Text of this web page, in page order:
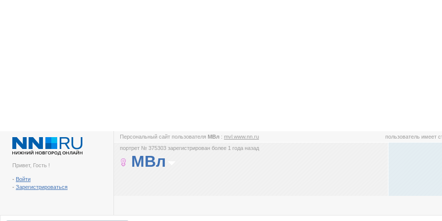
Привет, Гость !
- Войти
- Зарегистрироваться
Персональный сайт пользователя МВл : mvl.www.nn.ru пользователь имеет
портрет № 375303 зарегистрирован более 1 года назад
МВл